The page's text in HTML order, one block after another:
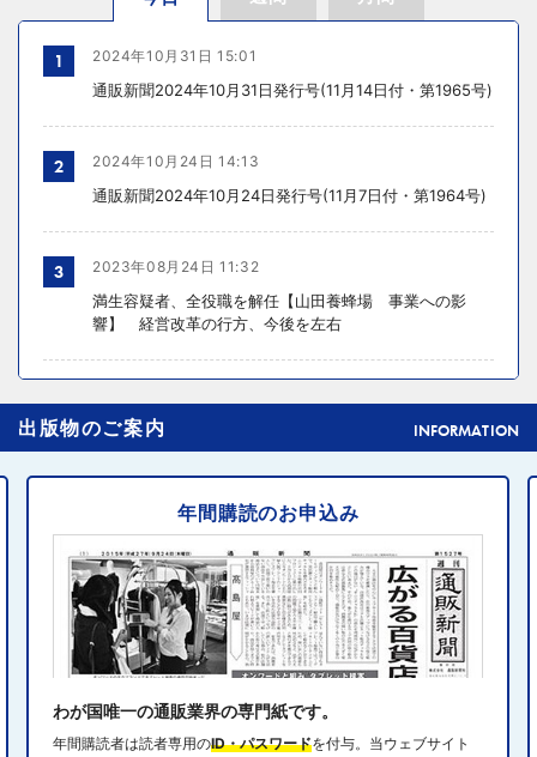
1 2024年10月31日 15:01
通販新聞2024年10月31日発行号(11月14日付・第1965号)
2 2024年10月24日 14:13
通販新聞2024年10月24日発行号(11月7日付・第1964号)
3 2023年08月24日 11:32
満生容疑者、全役職を解任【山田養蜂場 事業への影
響】 経営改革の行方、今後を左右
4
元ディノスの石川森生氏、ECのプロフェッショナルらの
共助型ネットワーク組織立ち上げ
5 2024年10月31日 14:10
消費者庁、美容液通販に特定商取引法違反で9カ月の業務
停止命令
2024年10月31日 14:32
り込み
出版物のご案内 INFORMATION
年間購読のお申込み
わが国唯一の通販業界の専門紙です。
年間購読者は読者専用のID・パスワードを付与。当ウェブサイト